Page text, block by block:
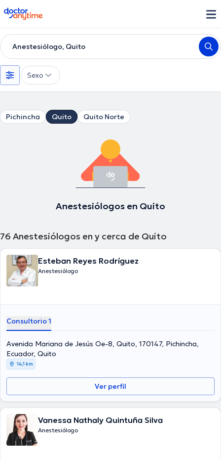
doctoranytime
Anestesiólogo, Quito
Sexo
Pichincha Quito Quito Norte
Anestesiólogos en Quito
76 Anestesiólogos en y cerca de Quito
Esteban Reyes Rodríguez
Anestesiólogo
Consultorio 1
Avenida Mariana de Jesús Oe-8, Quito, 170147, Pichincha,
Ecuador, Quito
14,1 km
Ver perfil
Vanessa Nathaly Quintuña Silva
Anestesiólogo